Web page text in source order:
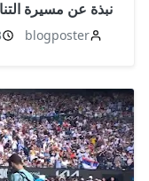
نبذة عن مسيرة
blogposter